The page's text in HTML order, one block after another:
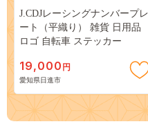
J.CDJレーシングナンバープレ
ート（平織り） 雑貨 日用品
ロゴ 自転車 ステッカー
19,000 円
愛知県日進市